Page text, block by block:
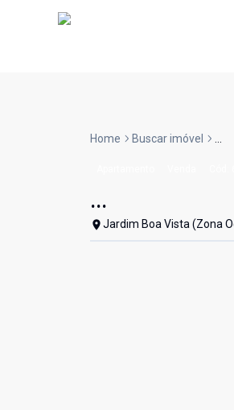
Home Buscar imóvel ...
...
Jardim Boa Vista (Zona